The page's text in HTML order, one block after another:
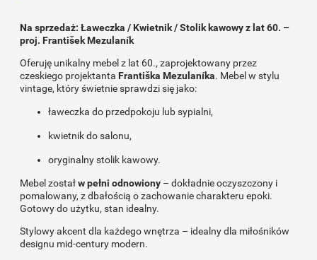
Na sprzedaż: Ławeczka / Kwietnik / Stolik kawowy z lat 60. –
proj. František Mezulaník
Oferuję unikalny mebel z lat 60., zaprojektowany przez
czeskiego projektanta Františka Mezulaníka. Mebel w stylu
vintage, który świetnie sprawdzi się jako:
ławeczka do przedpokoju lub sypialni,
kwietnik do salonu,
oryginalny stolik kawowy.
Mebel zostałw pełni odnowiony – dokładnie oczyszczony i
pomalowany, z dbałością o zachowanie charakteru epoki.
Gotowy do użytku, stan idealny.
Stylowy akcent dla każdego wnętrza – idealny dla miłośników
designu mid-century modern.